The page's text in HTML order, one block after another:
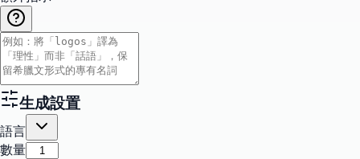
生成設置
語言
數量